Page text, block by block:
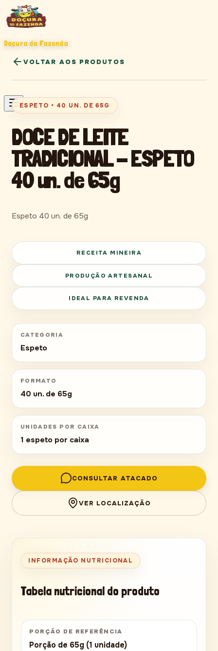
Doçura da Fazenda
Cambuí • MG
VOLTAR AOS PRODUTOS
ESPETO
40 un. de 65g
ESPETO • 40 UN. DE 65G
DOCE DE LEITE
TRADICIONAL - ESPETO
40 un. de 65g
Espeto 40 un. de 65g
RECEITA MINEIRA
PRODUÇÃO ARTESANAL
IDEAL PARA REVENDA
CATEGORIA
Espeto
FORMATO
40 un. de 65g
UNIDADES POR CAIXA
1 espeto por caixa
CONSULTAR ATACADO
VER LOCALIZAÇÃO
INFORMAÇÃO NUTRICIONAL
Tabela nutricional do produto
PORÇÃO DE REFERÊNCIA
Porção de 65g (1 unidade)